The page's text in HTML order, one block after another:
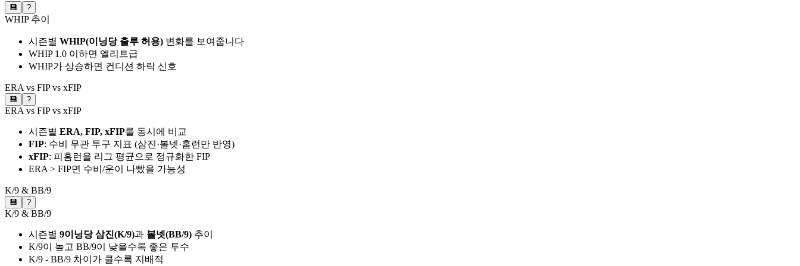
💾 ?
WHIP 추이
시즌별 WHIP(이닝당 출루 허용) 변화를 보여줍니다
WHIP 1.0 이하면 엘리트급
WHIP가 상승하면 컨디션 하락 신호
ERA vs FIP vs xFIP
💾 ?
ERA vs FIP vs xFIP
시즌별 ERA, FIP, xFIP를 동시에 비교
FIP: 수비 무관 투구 지표 (삼진·볼넷·홈런만 반영)
xFIP: 피홈런을 리그 평균으로 정규화한 FIP
ERA > FIP면 수비/운이 나빴을 가능성
K/9 & BB/9
💾 ?
K/9 & BB/9
시즌별 9이닝당 삼진(K/9)과 볼넷(BB/9) 추이
K/9이 높고 BB/9이 낮을수록 좋은 투수
K/9 - BB/9 차이가 클수록 지배적